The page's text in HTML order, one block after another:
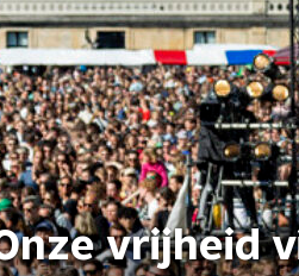
vrijheid